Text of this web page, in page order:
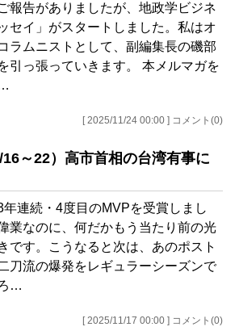
報告がありましたが、地政学ビジネ
セイ」がスタートしました。私はオ
ラムニストとして、副編集長の磯部
引っ張っていきます。 本メルマガを
[ 2025/11/24 00:00 ] コメント(0)
～22）高市首相の台湾有事に
連続・4度目のMVPを受賞しまし
業なのに、何だかもう当たり前の光
です。こうなると次は、あのポスト
刀流の爆発をレギュラーシーズンで
…
[ 2025/11/17 00:00 ] コメント(0)